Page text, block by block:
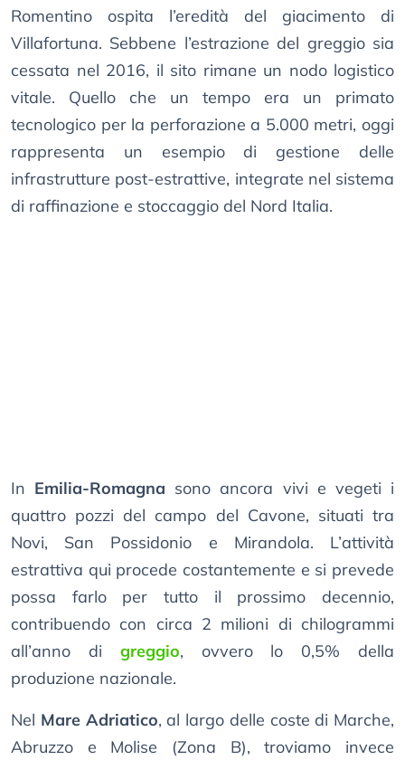
Romentino ospita l’eredità del giacimento di
Villafortuna. Sebbene l’estrazione del greggio sia
cessata nel 2016, il sito rimane un nodo logistico
vitale. Quello che un tempo era un primato
tecnologico per la perforazione a 5.000 metri, oggi
rappresenta un esempio di gestione delle
infrastrutture post-estrattive, integrate nel sistema
di raffinazione e stoccaggio del Nord Italia.
In Emilia-Romagna sono ancora vivi e vegeti i
quattro pozzi del campo del Cavone, situati tra
Novi, San Possidonio e Mirandola. L’attività
estrattiva qui procede costantemente e si prevede
possa farlo per tutto il prossimo decennio,
contribuendo con circa 2 milioni di chilogrammi
all’anno di greggio, ovvero lo 0,5% della
produzione nazionale.
Nel Mare Adriatico, al largo delle coste di Marche,
Abruzzo e Molise (Zona B), troviamo invece